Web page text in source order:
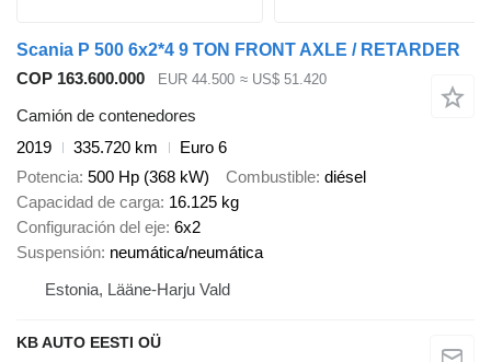
Scania P 500 6x2*4 9 TON FRONT AXLE / RETARDER
COP 163.600.000
EUR 44.500 ≈ US$ 51.420
Camión de contenedores
2019
335.720 km
Euro 6
Potencia 500 Hp (368 kW) Combustible diésel
Capacidad de carga 16.125 kg
Configuración del eje 6x2
Suspensión neumática/neumática
Estonia, Lääne-Harju Vald
KB AUTO EESTI OÜ